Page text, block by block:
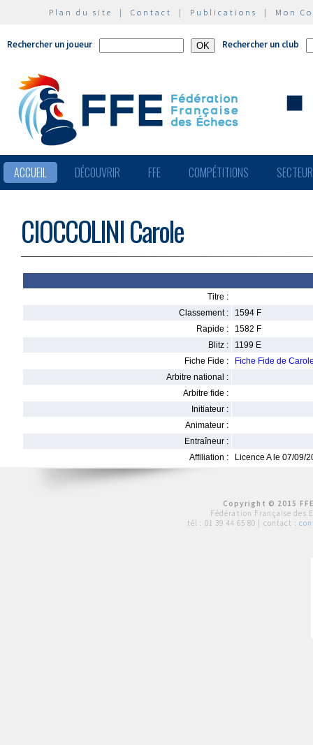
Plan du site | Contact | Publications | Mon
Rechercher un joueur Rechercher un club
ACCUEIL DÉCOUVRIR FFE COMPÉTITIONS
CIOCCOLINI Carole
Titre :
Classement :
1594 F
Rapide :
1582 F
Blitz :
1199 E
Fiche Fide :
Fiche Fide de
Arbitre national :
Arbitre fide :
Initiateur :
Animateur :
Entraîneur :
Affiliation :
Licence A le 07/09/
Copyright © 2015
Fédération Française des
tél : 01 39 44 65 80 | contact :